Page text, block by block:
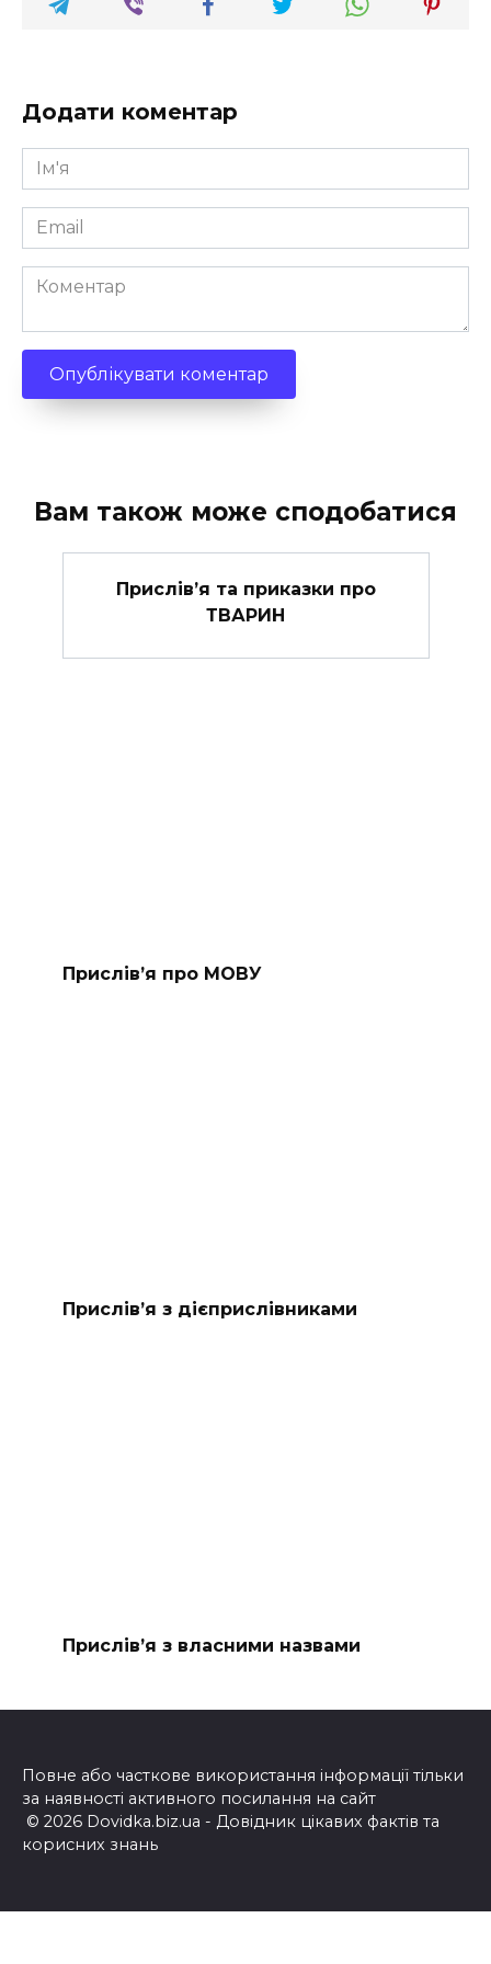
Додати коментар
Ім'я
*
Email
*
Коментар
Вам також може сподобатися
Прислів’я та приказки про
ТВАРИН
Прислів’я про МОВУ
Прислів’я з дієприслівниками
Прислів’я з власними назвами
Повне або часткове використання інформації тільки
за наявності активного посилання на сайт
© 2026 Dovidka.biz.ua - Довідник цікавих фактів та
корисних знань